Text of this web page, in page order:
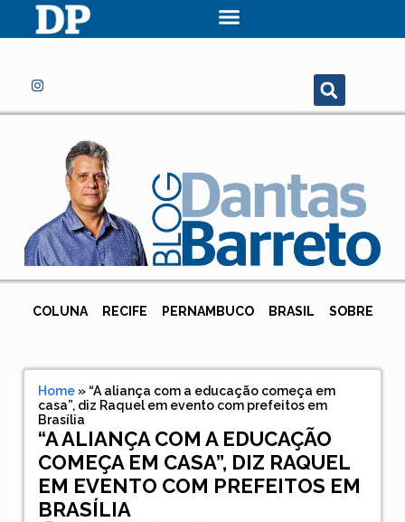
COLUNA RECIFE PERNAMBUCO BRASIL SOBRE
Home» “A aliança com a educação começa em
casa”, diz Raquel em evento com prefeitos em
Brasília
“A ALIANÇA COM A EDUCAÇÃO
COMEÇA EM CASA”, DIZ RAQUEL
EM EVENTO COM PREFEITOS EM
BRASÍLIA